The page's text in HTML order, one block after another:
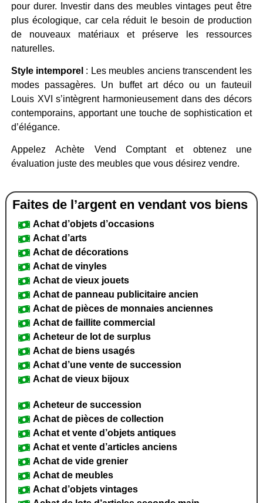
pour durer. Investir dans des meubles vintages peut être
plus écologique, car cela réduit le besoin de production
de nouveaux matériaux et préserve les ressources
naturelles.
Style intemporel : Les meubles anciens transcendent les
modes passagères. Un buffet art déco ou un fauteuil
Louis XVI s’intègrent harmonieusement dans des décors
contemporains, apportant une touche de sophistication et
d’élégance.
Appelez Achète Vend Comptant et obtenez une
évaluation juste des meubles que vous désirez vendre.
Faites de l’argent en vendant vos biens
Achat d’objets d’occasions
Achat d’arts
Achat de décorations
Achat de vinyles
Achat de vieux jouets
Achat de panneau publicitaire ancien
Achat de pièces de monnaies anciennes
Achat de faillite commercial
Acheteur de lot de surplus
Achat de biens usagés
Achat d’une vente de succession
Achat de vieux bijoux
Acheteur de succession
Achat de pièces de collection
Achat et vente d’objets antiques
Achat et vente d’articles anciens
Achat de vide grenier
Achat de meubles
Achat d’objets vintages